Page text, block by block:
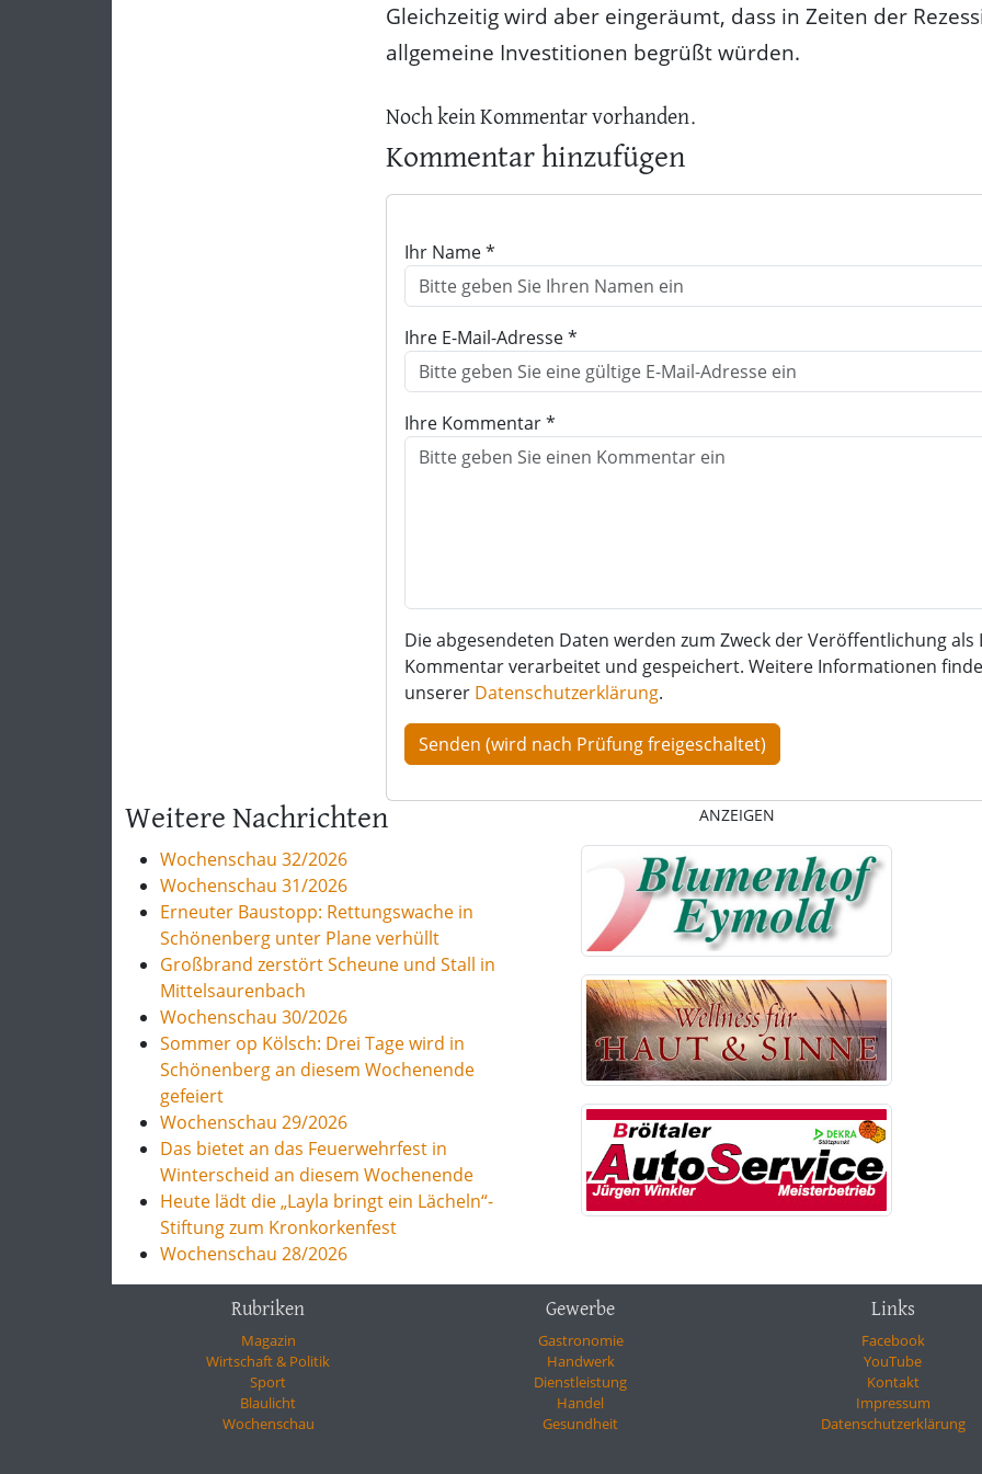
Gleichzeitig wird aber eingeräumt, dass in Zeiten der
allgemeine Investitionen begrüßt würden.
Noch kein Kommentar vorhanden.
Kommentar hinzufügen
Ihr Name *
Ihre E-Mail-Adresse *
Ihre Kommentar *
Die abgesendeten Daten werden zum Zweck der Veröffentlichung als
Kommentar verarbeitet und gespeichert. Weitere Informationen
unserer Datenschutzerklärung.
Weitere Nachrichten
Wochenschau 32/2026
Wochenschau 31/2026
Erneuter Baustopp: Rettungswache in
Schönenberg unter Plane verhüllt
Großbrand zerstört Scheune und Stall in
Mittelsaurenbach
Wochenschau 30/2026
Sommer op Kölsch: Drei Tage wird in
Schönenberg an diesem Wochenende
gefeiert
Wochenschau 29/2026
Das bietet an das Feuerwehrfest in
Winterscheid an diesem Wochenende
Heute lädt die „Layla bringt ein Lächeln“-
Stiftung zum Kronkorkenfest
Wochenschau 28/2026
ANZEIGEN
Rubriken
Magazin
Wirtschaft & Politik
Sport
Blaulicht
Wochenschau
Gewerbe
Gastronomie
Handwerk
Dienstleistung
Handel
Gesundheit
Links
Facebook
YouTube
Kontakt
Impressum
Datenschutzerklärung